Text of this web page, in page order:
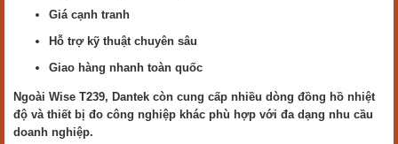
Giá cạnh tranh
Hỗ trợ kỹ thuật chuyên sâu
Giao hàng nhanh toàn quốc
Ngoài Wise T239, Dantek còn cung cấp nhiều dòng đồng hồ nhiệt
độ và thiết bị đo công nghiệp khác phù hợp với đa dạng nhu cầu
doanh nghiệp.